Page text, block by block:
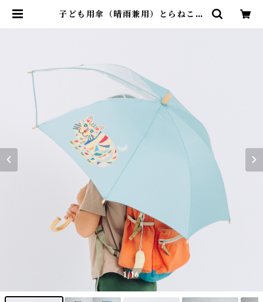
子ども用傘（晴雨兼用）とらねこ
1/16